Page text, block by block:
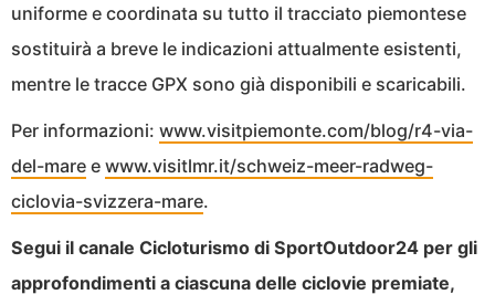
uniforme e coordinata su tutto il tracciato piemontese
sostituirà a breve le indicazioni attualmente esistenti,
mentre le tracce GPX sono già disponibili e scaricabili.
Per informazioni: www.visitpiemonte.com/blog/r4-via-
del-mare e www.visitlmr.it/schweiz-meer-radweg-
ciclovia-svizzera-mare.
Segui il canale Cicloturismo di SportOutdoor24 per gli
approfondimenti a ciascuna delle ciclovie premiate,